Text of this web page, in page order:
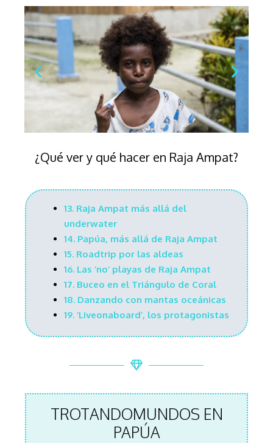
¿Qué ver y qué hacer en Raja Ampat?
13. Raja Ampat más allá del
underwater
14. Papúa, más allá de Raja Ampat
15. Roadtrip por las aldeas
16. Las ‘no’ playas de Raja Ampat
17. Buceo en el Triángulo de Coral
18. Danzando con mantas oceánicas
19. ‘Liveonaboard’, los protagonistas
TROTANDOMUNDOS EN
PAPÚA